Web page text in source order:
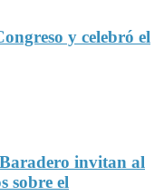
y celebró el
invitan al
sobre el